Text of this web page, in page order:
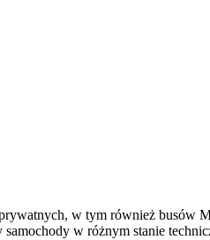
w tym również busów
w różnym stanie